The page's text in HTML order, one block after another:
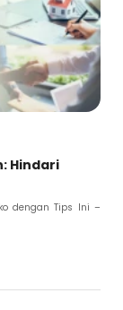
Hindari
dengan Tips Ini –